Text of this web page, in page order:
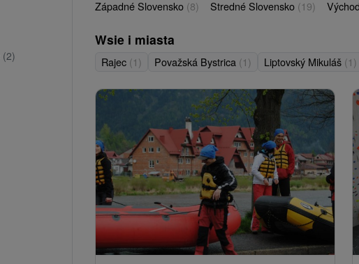
(2)
Západné Slovensko (8) Stredné Slovensko (19)
Wsie i miasta
Rajec (1) Považská Bystrica (1) Liptovský Mikuláš (1)